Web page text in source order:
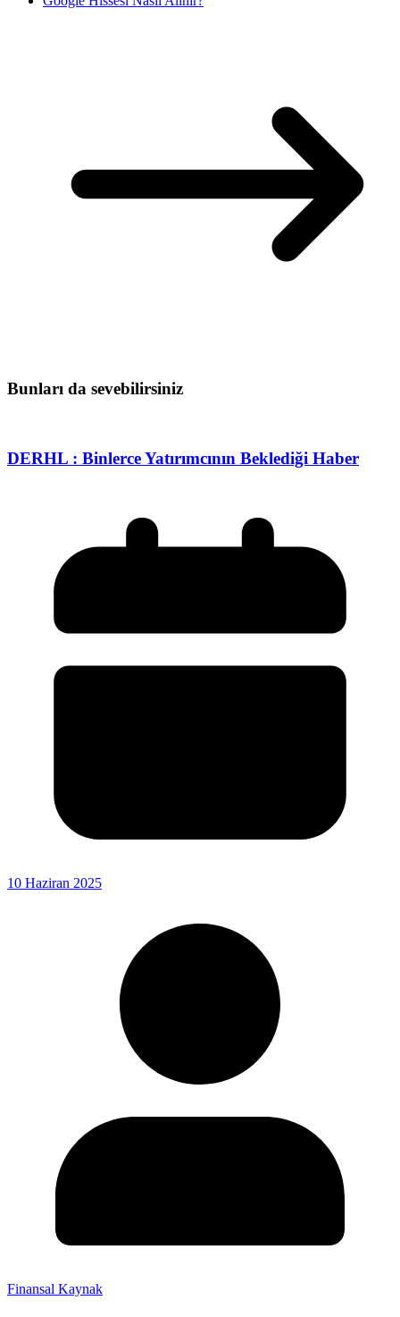
Bunları da sevebilirsiniz
DERHL : Binlerce Yatırımcının Beklediği Haber
10 Haziran 2025
Finansal Kaynak